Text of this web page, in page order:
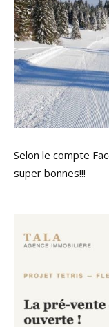
Selon le compte
super bonnes!!!